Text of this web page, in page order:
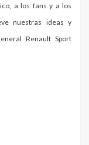
a los fans y a los
nuestras ideas y
Renault Sport